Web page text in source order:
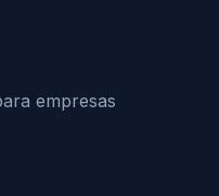
empresas